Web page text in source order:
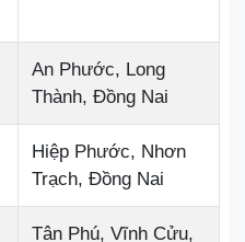
An Phước, Long
Thành, Đồng Nai
Hiệp Phước, Nhơn
Trạch, Đồng Nai
Tân Phú, Vĩnh Cửu,